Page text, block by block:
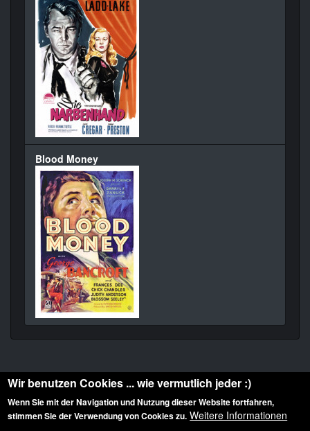
Blood Money
Diese Website ist urheberrechtlich geschützt: © 2010-2026 der Film Noir de. Alle
Wir benutzen Cookies ... wie vermutlich jeder :)
Wenn Sie mit der Navigation und Nutzung dieser Website fortfahren,
stimmen Sie der Verwendung von Cookies zu. Weitere Informationen